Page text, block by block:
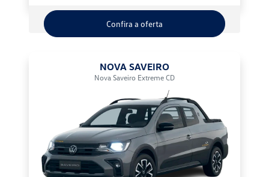
Confira a oferta
NOVA SAVEIRO
Nova Saveiro Extreme CD